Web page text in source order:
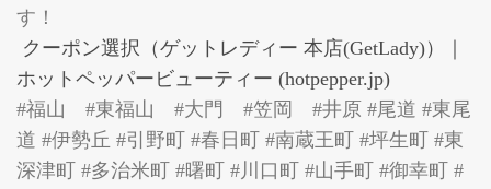
す！
クーポン選択（ゲットレディー 本店(GetLady)）｜
ホットペッパービューティー (hotpepper.jp)
#福山 #東福山 #大門 #笠岡 #井原 #尾道 #東尾
道 #伊勢丘 #引野町 #春日町 #南蔵王町 #坪生町 #東
深津町 #多治米町 #曙町 #川口町 #山手町 #御幸町 #